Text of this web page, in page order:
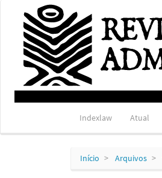
Navegação
Principal
Conteúdo
principal
Barra
Lateral
Indexlaw Atual
Início Arquivos